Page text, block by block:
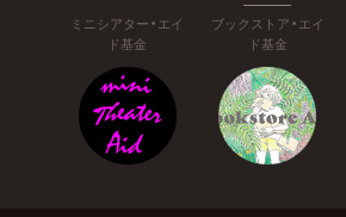
ミニシアター・エイ
ド基金
ブックストア・エイ
ド基金